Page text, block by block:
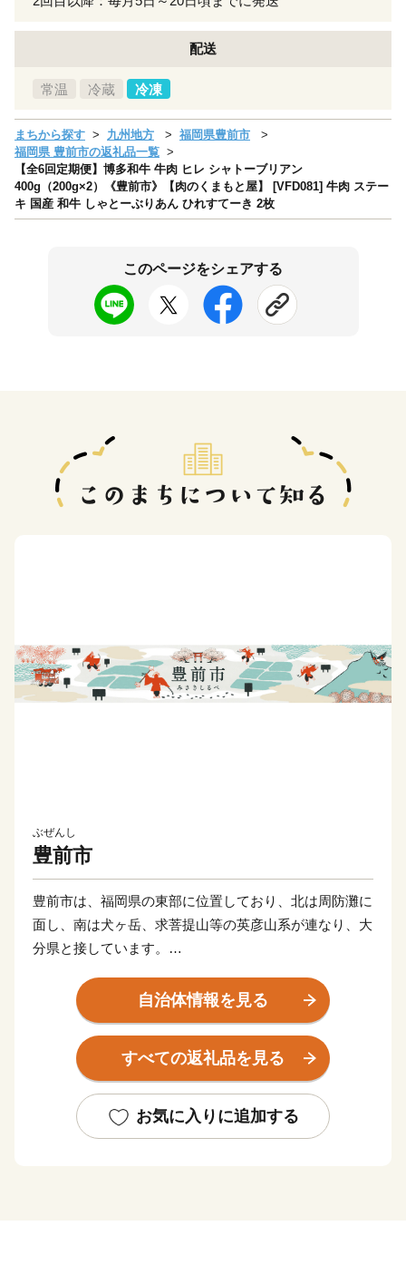
配送
常温 冷蔵 冷凍
まちから探す 九州地方
福岡県豊前市
福岡県 豊前市の返礼品一覧
【全6回定期便】博多和牛 牛肉 ヒレ シャトーブリアン
400g（200g×2）《豊前市》【肉のくまもと屋】 [VFD081] 牛肉 ステー
キ 国産 和牛 しゃとーぶりあん ひれすてーき 2枚
このページをシェアする
ぶぜんし
豊前市
豊前市は、福岡県の東部に位置しており、北は周防灘に
面し、南は犬ヶ岳、求菩提山等の英彦山系が連なり、大
分県と接しています。
豊前平野が扇状に周防灘まで達しており、標高1,000m
超の山から続く多様な自然景観を呈する地形で、山の
幸、海の幸に恵まれた自治体です。
いつも豊前市を応援いただきありがとうございます。
自治体情報を見る
すべての返礼品を見る
お気に入りに追加する